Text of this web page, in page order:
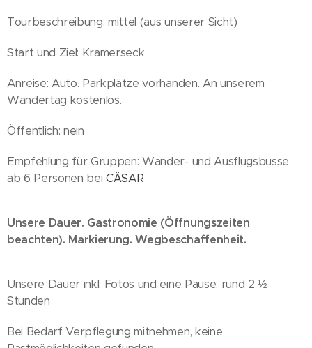
Tourbeschreibung: mittel (aus unserer Sicht)
Start und Ziel: Kramerseck
Anreise: Auto. Parkplätze vorhanden. An unserem
Wandertag kostenlos.
Öffentlich: nein
Empfehlung für Gruppen: Wander- und Ausflugsbusse
ab 6 Personen beiCÄSAR
Unsere Dauer. Gastronomie (Öffnungszeiten
beachten). Markierung. Wegbeschaffenheit.
Unsere Dauer inkl. Fotos und eine Pause: rund 2 ½
Stunden
Bei Bedarf Verpflegung mitnehmen, keine